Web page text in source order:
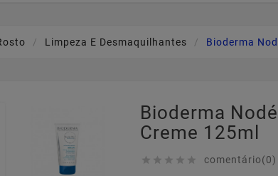
Limpeza E Desmaquilhantes Bioderma
Bioderma
Creme 125ml
     comentário(0)